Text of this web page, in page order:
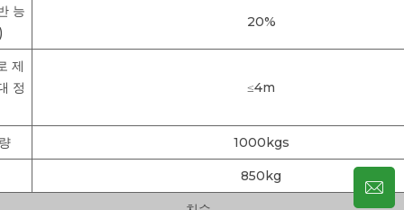
능
20%
제
정
≤4m
1000kgs
850kg